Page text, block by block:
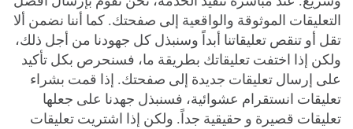
التعليقات الموثوقة والواقعية إلى صفحتك. كما أننا نضمن ألا
تقل أو تنقص تعليقاتنا أبداً وسنبذل كل جهودنا من أجل ذلك،
ولكن إذا اختفت تعليقاتك بطريقة ما، فسنحرص بكل تأكيد
على إرسال تعليقات جديدة إلى صفحتك. إذا قمت بشراء
تعليقات انستقرام عشوائية، فسنبذل جهدنا على جعلها
تعليقات قصيرة و حقيقية جداً. ولكن إذا اشتريت تعليقات